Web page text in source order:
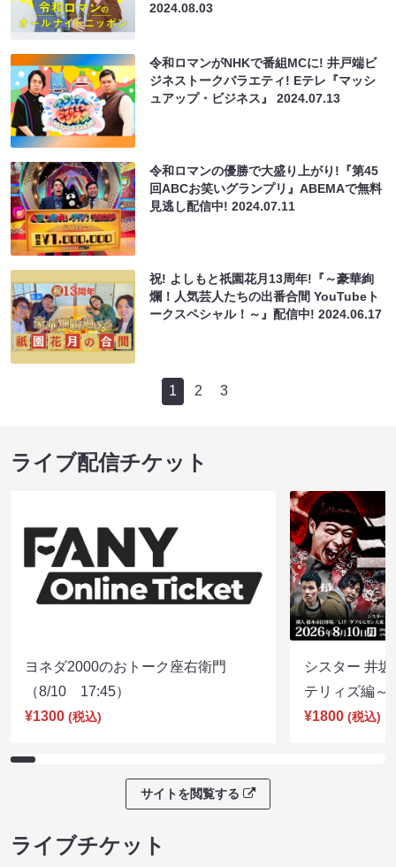
2024.08.03
令和ロマンがNHKで番組MCに! 井戸端ビ
ジネストークバラエティ! Eテレ『マッシ
ュアップ・ビジネス』2024.07.13
令和ロマンの優勝で大盛り上がり!『第45
回ABCお笑いグランプリ』ABEMAで無料
見逃し配信中!2024.07.11
祝! よしもと祇園花月13周年!『～豪華絢
爛！人気芸人たちの出番合間 YouTubeト
ークスペシャル！～』配信中!2024.06.17
1 2 3
ライブ配信チケット
ヨネダ2000のおトーク座右衛門
（8/10 17:45）
¥1300 (税込)
シスター 井
テリィズ編
¥1800 (税込)
サイトを閲覧する
ライブチケット